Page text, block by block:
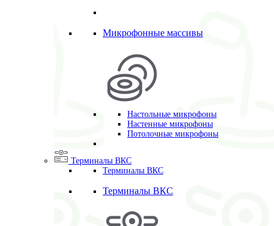
Микрофонные массивы
Настольные микрофоны
Настенные микрофоны
Потолочные микрофоны
Терминалы ВКС
Терминалы ВКС
Терминалы ВКС